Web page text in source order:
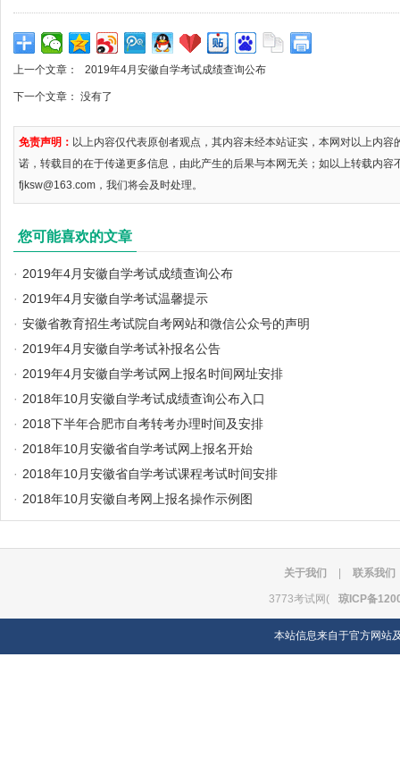
上一个文章： 2019年4月安徽自学考试成绩查询公布
下一个文章： 没有了
免责声明： 以上内容仅代表原创者观点，其内容未经本站证实，本网对以上内
诺，转载目的在于传递更多信息，由此产生的后果与本网无关；如以上转载内容
fjksw@163.com，我们将会及时处理。
您可能喜欢的文章
· 2019年4月安徽自学考试成绩查询公布
· 2019年4月安徽自学考试温馨提示
· 安徽省教育招生考试院自考网站和微信公众号的声明
· 2019年4月安徽自学考试补报名公告
· 2019年4月安徽自学考试网上报名时间网址安排
· 2018年10月安徽自学考试成绩查询公布入口
· 2018下半年合肥市自考转考办理时间及安排
· 2018年10月安徽省自学考试网上报名开始
· 2018年10月安徽省自学考试课程考试时间安排
· 2018年10月安徽自考网上报名操作示例图
关于我们 联系我们
3773考试网( 琼ICP备
本站信息来自于官方网站